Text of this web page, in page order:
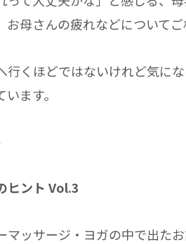
お母さんの疲れなどについてご
行くほどではないけれど気に
います。
ヒント Vol.3
マッサージ・ヨガの中で出たお